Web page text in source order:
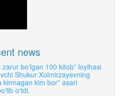
news
zarur bo‘lgan 100 kitob” loyihasi
Shukur Xolmirzayevning
kirmagan kim bor” asari
o‘tdi.